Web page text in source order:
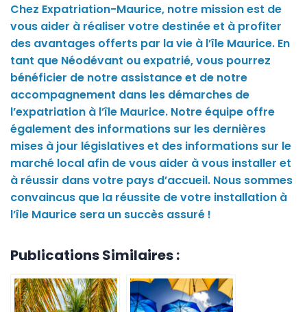
Chez Expatriation-Maurice, notre mission est de
vous aider à réaliser votre destinée et à profiter
des avantages offerts par la vie à l’île Maurice. En
tant que Néodévant ou expatrié, vous pourrez
bénéficier de notre assistance et de notre
accompagnement dans les démarches de
l’expatriation à l’île Maurice. Notre équipe offre
également des informations sur les dernières
mises à jour législatives et des informations sur le
marché local afin de vous aider à vous installer et
à réussir dans votre pays d’accueil. Nous sommes
convaincus que la réussite de votre installation à
l’île Maurice sera un succès assuré !
Publications Similaires :